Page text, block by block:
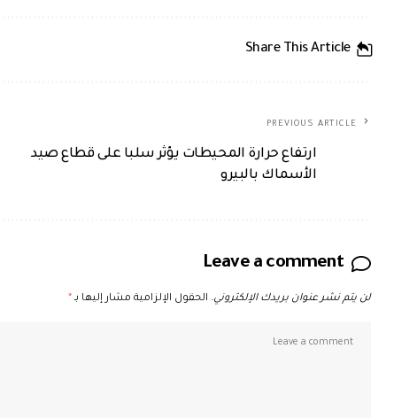
Share This Article
PREVIOUS ARTICLE
ارتفاع حرارة المحيطات يؤثر سلبا على قطاع صيد
الأسماك بالبيرو
Leave a comment
لن يتم نشر عنوان بريدك الإلكتروني. الحقول الإلزامية مشار إليها بـ*